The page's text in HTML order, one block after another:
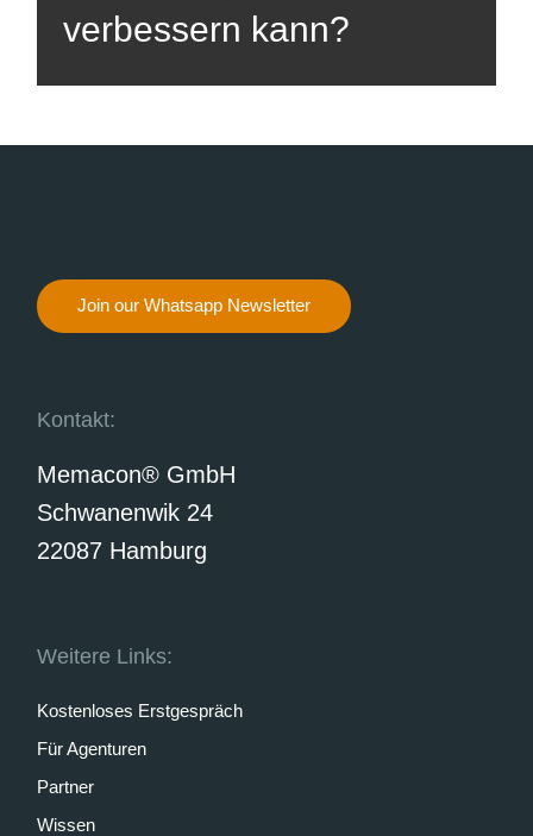
verbessern kann?
Join our Whatsapp Newsletter
Kontakt:
Memacon® GmbH
Schwanenwik 24
22087 Hamburg
Weitere Links:
Kostenloses Erstgespräch
Für Agenturen
Partner
Wissen